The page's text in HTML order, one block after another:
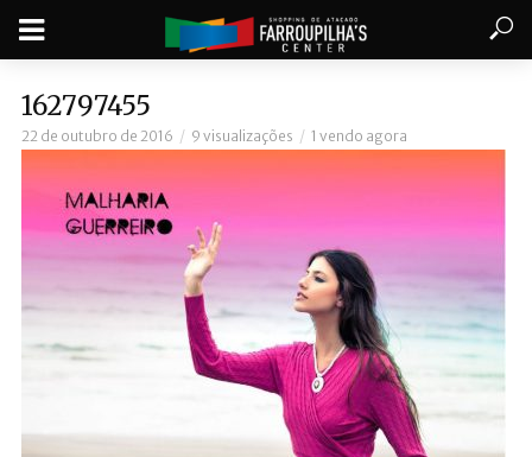
162797455
22 de outubro de 2016 9 visualizações 1 vendo agora